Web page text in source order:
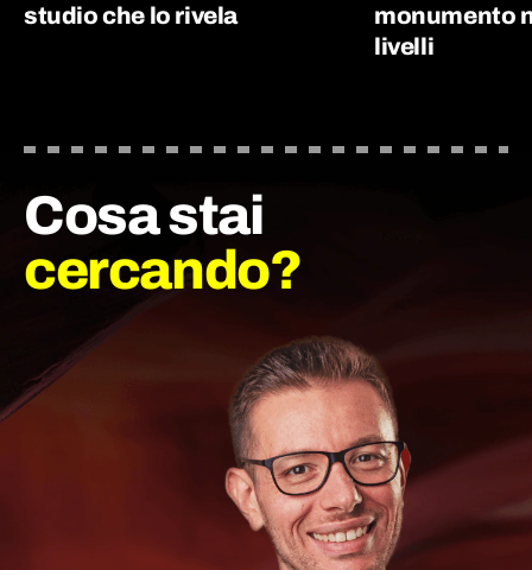
studio che lo rivela
monumento
livelli
Cosa stai
cercando?